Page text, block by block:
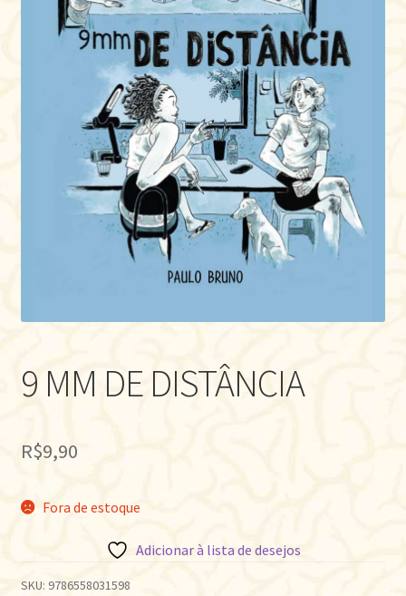
9 MM DE DISTÂNCIA
R$9,90
Fora de estoque
Adicionar à lista de desejos
SKU: 9786558031598